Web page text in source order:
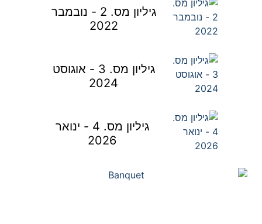
גיליון מס. 2 - נובמבר
2022
גיליון מס. 3 - אוגוסט
2024
גיליון מס. 4 - ינואר
2026